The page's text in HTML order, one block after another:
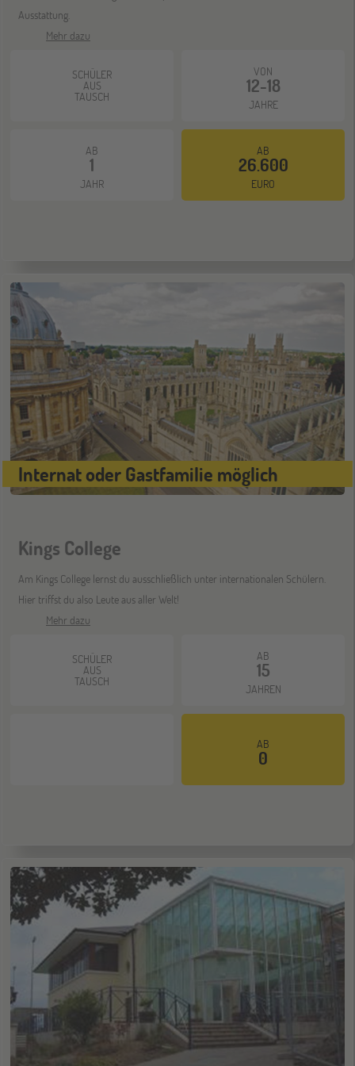
Schüleraustausch-Infoabend (Nordamerika)
Jugendbildungsmesse JuBi
17
OKT
28
OKT
ONLINE
Schüleraustausch-Infoabend (Ozeanien)
07 Bochum
07
NOV
Berlin
Jugendbildungsmesse JuBi
ONLINE
Schüleraustausch-Infoabend (Europa)
21 Münster
Jugendbildungsmesse JuBi
25 ONLINE
Schüleraustausch-Infoabend (Ozeanien &
Nordamerika)
Ausstattung.
Mehr dazu
SCHÜLER
AUS
TAUSCH
VON
12-18
JAHRE
AB
1
JAHR
AB
26.600
EURO
Internat oder Gastfamilie möglich
Kings College
Am Kings College lernst du ausschließlich unter internationalen Schülern.
Hier triffst du also Leute aus aller Welt!
Mehr dazu
SCHÜLER
AUS
TAUSCH
AB
15
JAHREN
AB
0